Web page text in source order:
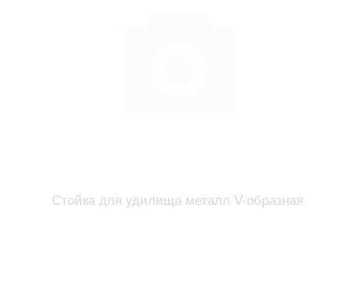
Стойка для удилища металл V-образная